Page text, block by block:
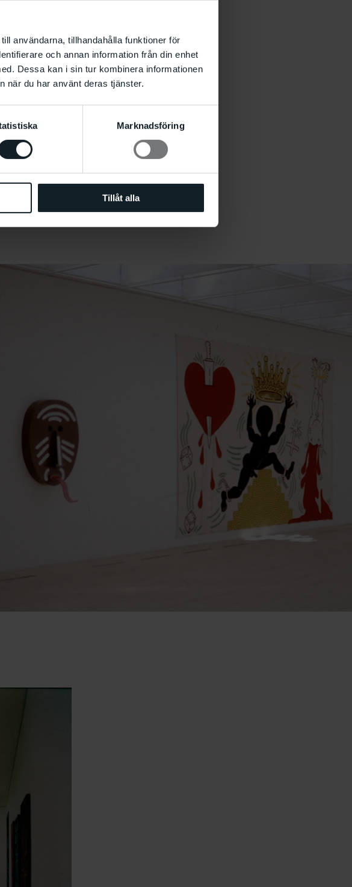
användarna, tillhandahålla funktioner för
och annan information från din enhet
Dessa kan i sin tur kombinera informationen
när du har använt deras tjänster.
Marknadsföring
Tillåt alla